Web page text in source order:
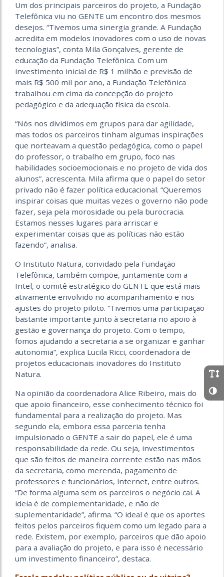
Um dos principais parceiros do projeto, a Fundação
Telefônica viu no GENTE um encontro dos mesmos
desejos. “Tivemos uma sinergia grande. A Fundação
acredita em modelos inovadores com o uso de novas
tecnologias”, conta Mila Gonçalves, gerente de
educação da Fundação Telefônica. Com um
investimento inicial de R$ 1 milhão e previsão de
mais R$ 500 mil por ano, a Fundação Telefônica
trabalhou em cima da concepção do projeto
pedagógico e da adequação física da escola.
“Nós nos dividimos em grupos para dar agilidade,
mas todos os parceiros tinham algumas inspirações
que norteavam a questão pedagógica, como o papel
do professor, o trabalho em grupo, foco nas
habilidades socioemocionais e no projeto de vida dos
alunos”, acrescenta. Mila afirma que o papel do setor
privado não é fazer política educacional. “Queremos
inspirar coisas que muitas vezes o governo não pode
fazer, seja pela morosidade ou pela burocracia.
Estamos nesses lugares para arriscar e
experimentar coisas que as políticas não estão
fazendo”, analisa.
O Instituto Natura, convidado pela Fundação
Telefônica, também compõe, juntamente com a
Intel, o comitê estratégico do GENTE que está mais
ativamente envolvido no acompanhamento e nos
ajustes do projeto piloto. “Tivemos uma participação
bastante importante junto à secretaria no apoio à
gestão e governança do projeto. Com o tempo,
fomos ajudando a secretaria a se organizar e ganhar
autonomia”, explica Lucila Ricci, coordenadora de
projetos educacionais inovadores do Instituto
Natura.
Na opinião da coordenadora Alice Ribeiro, mais do
que apoio financeiro, esse conhecimento técnico foi
fundamental para a realização do projeto. Mas
segundo ela, embora essa parceria tenha
impulsionado o GENTE a sair do papel, ele é uma
responsabilidade da rede. Ou seja, investimentos
que são feitos de maneira corrente estão nas mãos
da secretaria, como merenda, pagamento de
professores e funcionários, internet, entre outros.
“De forma alguma sem os parceiros o negócio cai. A
ideia é de complementaridade, e não de
suplementaridade”, afirma. “O ideal é que os aportes
feitos pelos parceiros fiquem como um legado para a
rede. Existem, por exemplo, parceiros que dão apoio
para a avaliação do projeto, e para isso é necessário
um investimento financeiro”, destaca.